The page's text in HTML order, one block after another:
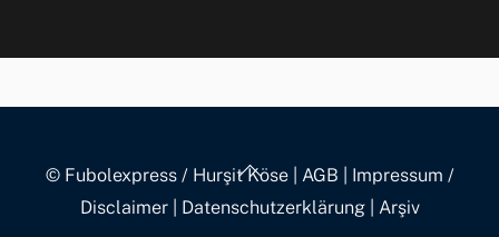
Back
To
© Fubolexpress / Hurşit Köse| AGB
Impressum /
Disclaimer| Datenschutzerklärung| Arşiv